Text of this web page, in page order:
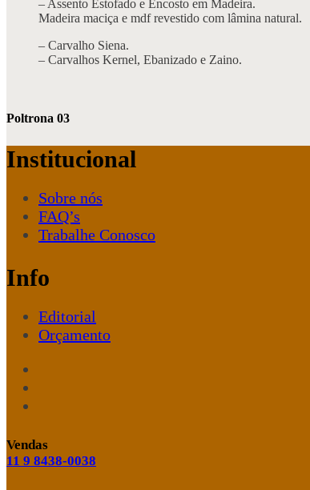
– Assento Estofado e Encosto em Madeira.
Madeira maciça e mdf revestido com lâmina natural.
– Carvalho Siena.
– Carvalhos Kernel, Ebanizado e Zaino.
Poltrona 03
Institucional
Sobre nós
FAQ’s
Trabalhe Conosco
Info
Editorial
Orçamento
Vendas
11 9 8438-0038